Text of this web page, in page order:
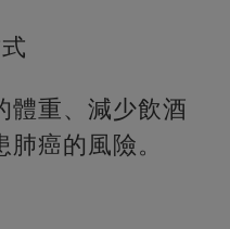
體重、減少飲酒
癌的風險。